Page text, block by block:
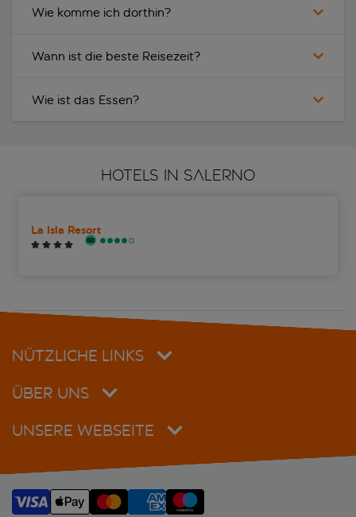
Wie komme ich dorthin?
Wann ist die beste Reisezeit?
Wie ist das Essen?
HOTELS IN SALERNO
La Isla Resort
NÜTZLICHE LINKS
ÜBER UNS
UNSERE WEBSEITE